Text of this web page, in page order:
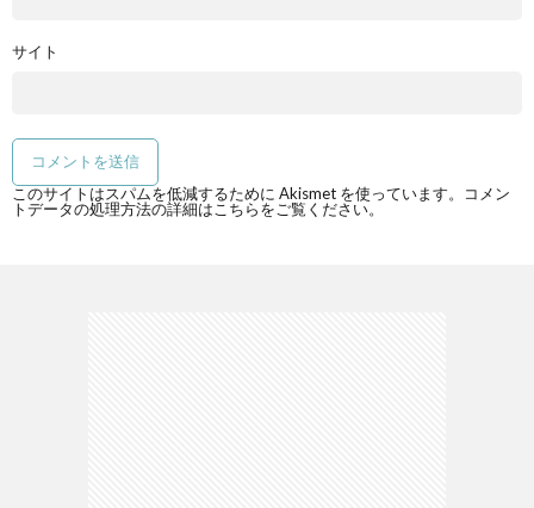
サイト
このサイトはスパムを低減するために Akismet を使っています。
コメン
トデータの処理方法の詳細はこちらをご覧ください。